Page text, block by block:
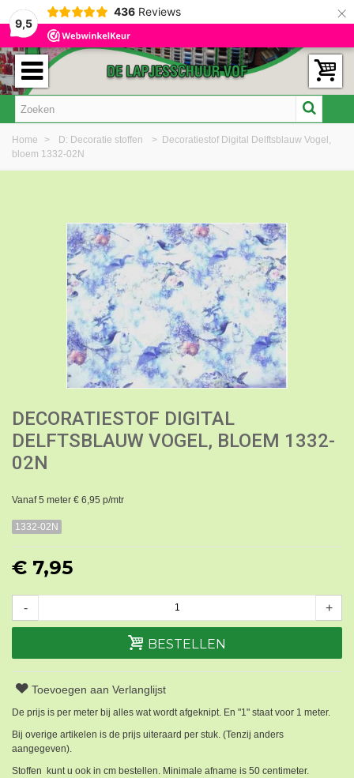
9,5
436 Reviews ×
Home > D: Decoratie stoffen > Decoratiestof Digital Delftsblauw Vogel,
bloem 1332-02N
DECORATIESTOF DIGITAL
DELFTSBLAUW VOGEL, BLOEM 1332-
02N
Vanaf 5 meter € 6,95 p/mtr
1332-02N
€ 7,95
- +
BESTELLEN
Toevoegen aan Verlanglijst
De prijs is per meter bij alles wat wordt afgeknipt. En "1" staat voor 1 meter.
Bij overige artikelen is de prijs uiteraard per stuk. (Tenzij anders
aangegeven).
Stoffen kunt u ook in cm bestellen. Minimale afname is 50 centimeter.